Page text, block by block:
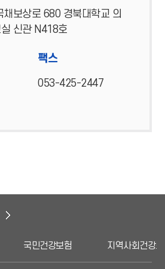
채보상로 680 경북대학교 의
신관 N418호
팩스
053-425-2447
국민건강보험 지역사회건강조사